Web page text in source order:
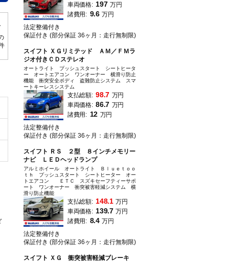
車両価格: 197 万円
諸費用: 9.6 万円
法定整備付き
保証付き (部分保証 36ヶ月：走行無制限)
スイフト ＸＧリミテッド ＡＭ／ＦＭラ
ジオ付きＣＤステレオ
オートライト プッシュスタート シートヒータ
ー オートエアコン ワンオーナー 横滑り防止
機能 衝突安全ボディ 盗難防止システム スマ
ートキーレスシステム
支払総額: 98.7 万円
車両価格: 86.7 万円
諸費用: 12 万円
法定整備付き
保証付き (部分保証 36ヶ月：走行無制限)
スイフト ＲＳ ２型 ８インチメモリー
ナビ ＬＥＤヘッドランプ
アルミホイール オートライト Ｂｌｕｅｔｏｏ
ｔｈ プッシュスタート シートヒーター オー
トエアコン ＥＴＣ スズキセーフティーサポ
ート ワンオーナー 衝突被害軽減システム 横
滑り防止機能
支払総額: 148.1 万円
車両価格: 139.7 万円
諸費用: 8.4 万円
法定整備付き
保証付き (部分保証 36ヶ月：走行無制限)
スイフト ＸＧ 衝突被害軽減ブレーキ